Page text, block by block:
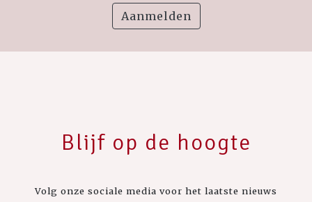
Aanmelden
Blijf op de hoogte
Volg onze sociale media voor het laatste nieuws